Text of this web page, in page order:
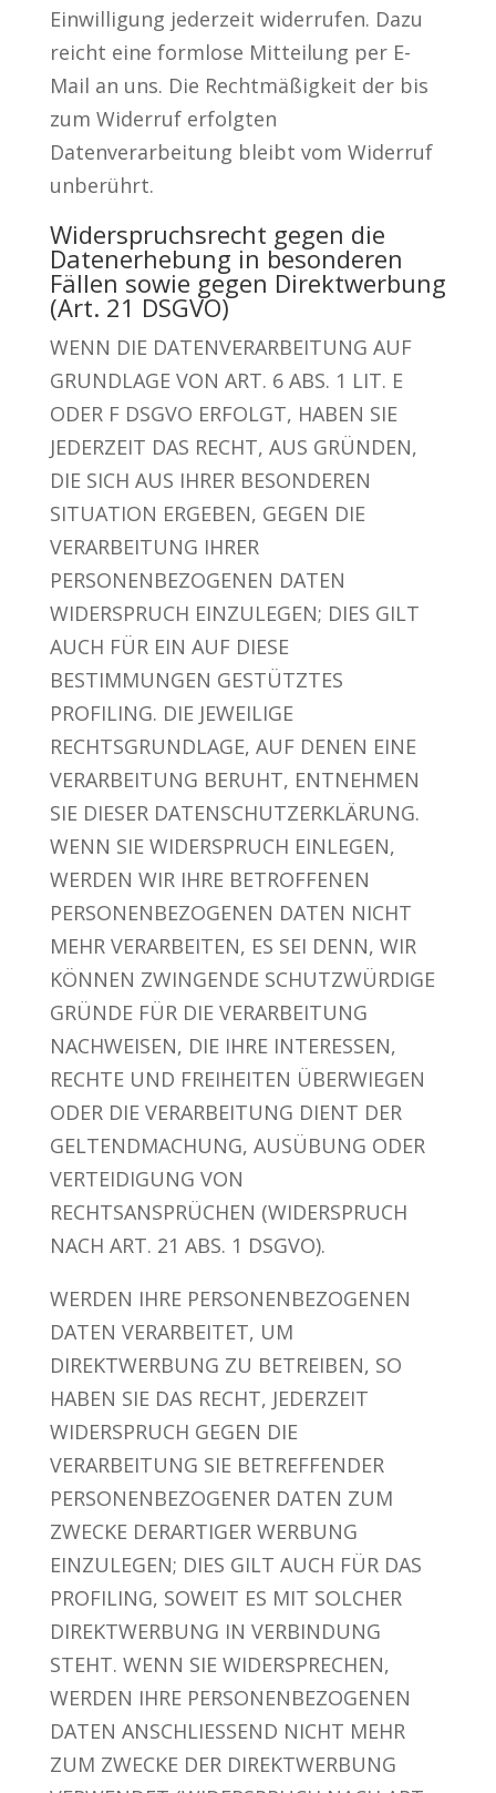
Einwilligung jederzeit widerrufen. Dazu
reicht eine formlose Mitteilung per E-
Mail an uns. Die Rechtmäßigkeit der bis
zum Widerruf erfolgten
Datenverarbeitung bleibt vom Widerruf
unberührt.
Widerspruchsrecht gegen die
Datenerhebung in besonderen
Fällen sowie gegen Direktwerbung
(Art. 21 DSGVO)
WENN DIE DATENVERARBEITUNG AUF
GRUNDLAGE VON ART. 6 ABS. 1 LIT. E
ODER F DSGVO ERFOLGT, HABEN SIE
JEDERZEIT DAS RECHT, AUS GRÜNDEN,
DIE SICH AUS IHRER BESONDEREN
SITUATION ERGEBEN, GEGEN DIE
VERARBEITUNG IHRER
PERSONENBEZOGENEN DATEN
WIDERSPRUCH EINZULEGEN; DIES GILT
AUCH FÜR EIN AUF DIESE
BESTIMMUNGEN GESTÜTZTES
PROFILING. DIE JEWEILIGE
RECHTSGRUNDLAGE, AUF DENEN EINE
VERARBEITUNG BERUHT, ENTNEHMEN
SIE DIESER DATENSCHUTZERKLÄRUNG.
WENN SIE WIDERSPRUCH EINLEGEN,
WERDEN WIR IHRE BETROFFENEN
PERSONENBEZOGENEN DATEN NICHT
MEHR VERARBEITEN, ES SEI DENN, WIR
KÖNNEN ZWINGENDE SCHUTZWÜRDIGE
GRÜNDE FÜR DIE VERARBEITUNG
NACHWEISEN, DIE IHRE INTERESSEN,
RECHTE UND FREIHEITEN ÜBERWIEGEN
ODER DIE VERARBEITUNG DIENT DER
GELTENDMACHUNG, AUSÜBUNG ODER
VERTEIDIGUNG VON
RECHTSANSPRÜCHEN (WIDERSPRUCH
NACH ART. 21 ABS. 1 DSGVO).
WERDEN IHRE PERSONENBEZOGENEN
DATEN VERARBEITET, UM
DIREKTWERBUNG ZU BETREIBEN, SO
HABEN SIE DAS RECHT, JEDERZEIT
WIDERSPRUCH GEGEN DIE
VERARBEITUNG SIE BETREFFENDER
PERSONENBEZOGENER DATEN ZUM
ZWECKE DERARTIGER WERBUNG
EINZULEGEN; DIES GILT AUCH FÜR DAS
PROFILING, SOWEIT ES MIT SOLCHER
DIREKTWERBUNG IN VERBINDUNG
STEHT. WENN SIE WIDERSPRECHEN,
WERDEN IHRE PERSONENBEZOGENEN
DATEN ANSCHLIESSEND NICHT MEHR
ZUM ZWECKE DER DIREKTWERBUNG